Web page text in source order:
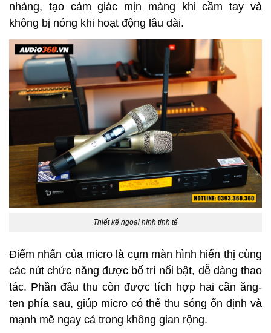
nhàng, tạo cảm giác mịn màng khi cầm tay và
không bị nóng khi hoạt động lâu dài.
Thiết kế ngoại hình tinh tế
Điểm nhấn của micro là cụm màn hình hiển thị cùng
các nút chức năng được bố trí nổi bật, dễ dàng thao
tác. Phần đầu thu còn được tích hợp hai cần ăng-
ten phía sau, giúp micro có thể thu sóng ổn định và
mạnh mẽ ngay cả trong không gian rộng.